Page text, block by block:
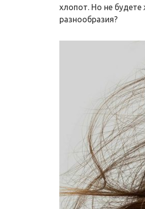
хлопот. Но не будете
разнообразия?